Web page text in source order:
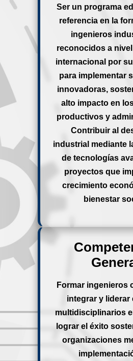
Ser un programa
referencia en la
ingenieros
reconocidos a
internacional por
para implementar
innovadoras,
alto impacto en
productivos y
Contribuir al
industrial mediante
de tecnologías
proyectos que
crecimiento
bienestar
Formar ingenieros
integrar y liderar
multidisciplinarios
lograr el éxito
organizaciones